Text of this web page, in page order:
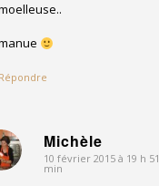
Répondre
Michèle
dit
10 février 2015 à 19 h 51
min